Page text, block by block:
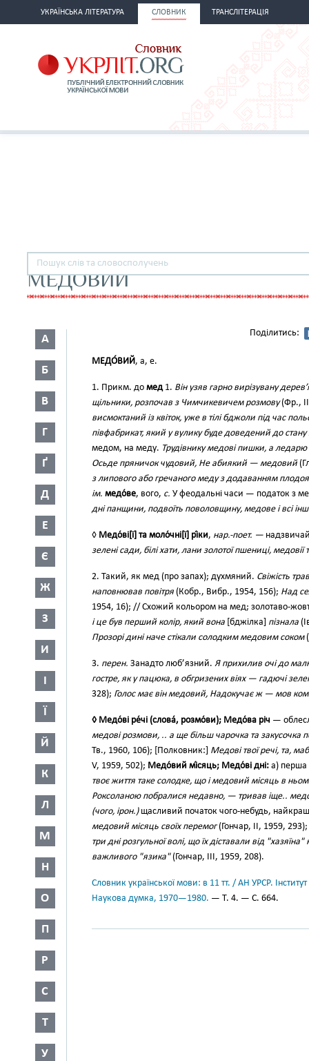
УКРАЇНСЬКА ЛІТЕРАТУРА СЛОВНИК ТРАНСЛІТЕРАЦІЯ
МЕДОВИЙ
А
Б
В
Г
Ґ
Д
Е
Є
Ж
З
И
І
Ї
Й
К
Л
М
Н
О
П
Р
С
Т
У
Поділитись:
МЕДО́ВИЙ, а, е.
1. Прикм. до мед1. Він узяв гарно вирізувану
щільники, розпочав з Чимчикевичем розмову(Фр.,
висмоктаний із квіток, уже в тілі бджоли під час
півфабрикат, який у вулику буде доведений до
медом, на меду. Трудівнику медові пишки, а
Осьде пряничок чудовий, Не абиякий — медовий
з липового або гречаного меду з додаванням
ім. медо́ве, вого, с. У феодальні часи — податок з
дні панщини, подвоїть поволовщину, медове і всі
◊ Медо́ві[ї] та моло́чні[ї] рі́ки, нар.-поет. —
зелені сади, білі хати, лани золотої пшениці, медовії
2. Такий, як мед (про запах); духмяний. Свіжість
наповнював повітря (Кобр., Вибр., 1954, 156); Над
1954, 16); // Схожий кольором на мед; золотаво-
і це був перший колір, який вона [бджілка] пізнала
Прозорі дині наче стікали солодким медовим соком
3. перен. Занадто люб’язний. Я прихилив очі до
гостре, як у пацюка, в обгризених віях — гадючі
328); Голос має він медовий, Надокучає ж — мов
◊ Медо́ві ре́чі (слова́, розмо́ви); Медо́ва річ —
медові розмови, .. а ще більш чарочка та закусочка
Тв., 1960, 106); [Полковник:] Медові твої речі, та,
V, 1959, 502); Медо́вий мі́сяць; Медо́ві дні: а) перша
твоє життя таке солодке, що і медовий місяць в
Роксоланою побралися недавно, — тривав іще..
(чого, ірон.)щасливий початок чого-небудь,
медовий місяць своїх перемог(Гончар, II, 1959, 293);
три дні розгульної волі, що їх діставали від
важливого "язика"(Гончар, III, 1959, 208).
Словник української мови: в 11 тт. / АН УРСР.
Наукова думка, 1970—1980. — Т. 4. — С. 664.